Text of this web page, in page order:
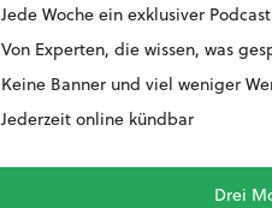
Jede Woche ein exklusiver
Von Experten, die wissen, was
Keine Banner und viel weniger
Jederzeit online kündbar
Drei